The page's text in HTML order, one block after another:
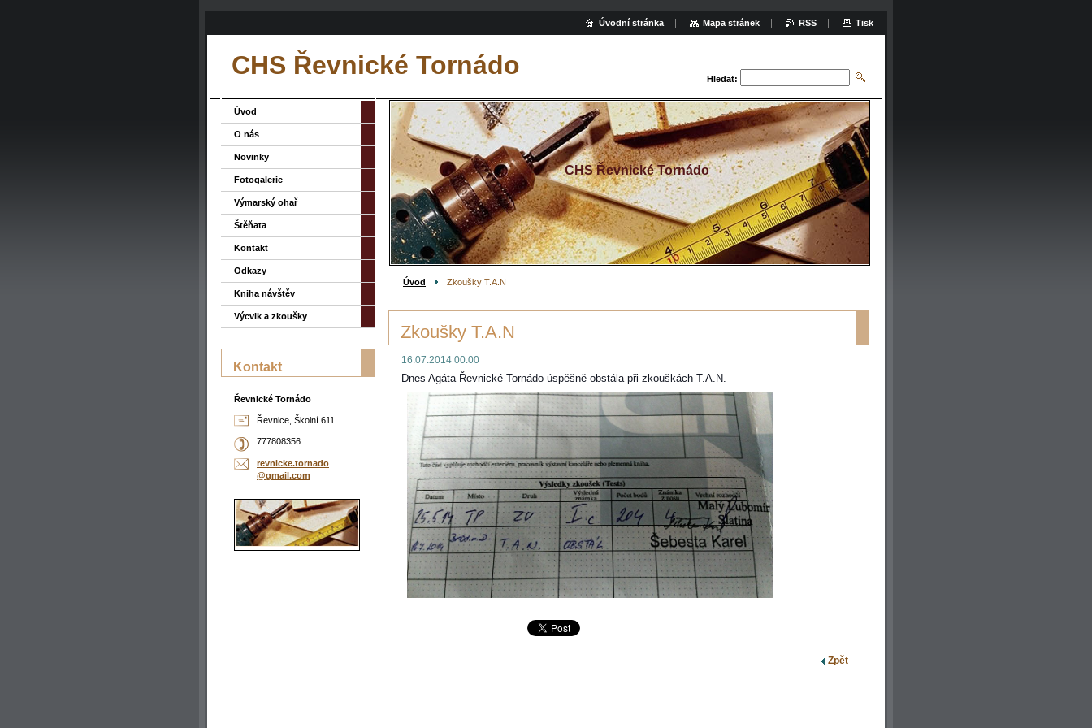
CHS Řevnické Tornádo Hledat:
CHS Řevnické Tornádo
Úvod Zkoušky T.A.N
Zkoušky T.A.N
16.07.2014 00:00
Dnes Agáta Řevnické Tornádo úspěšně obstála při zkouškách T.A.N.
Zpět
Úvod
O nás
Novinky
Fotogalerie
Výmarský ohař
Štěňata
Kontakt
Odkazy
Kniha návštěv
Výcvik a zkoušky
Kontakt
Řevnické Tornádo
Řevnice, Školní 611
777808356
revnicke.tornado
@gmail.com
Úvodní stránka Mapa stránek RSS Tisk